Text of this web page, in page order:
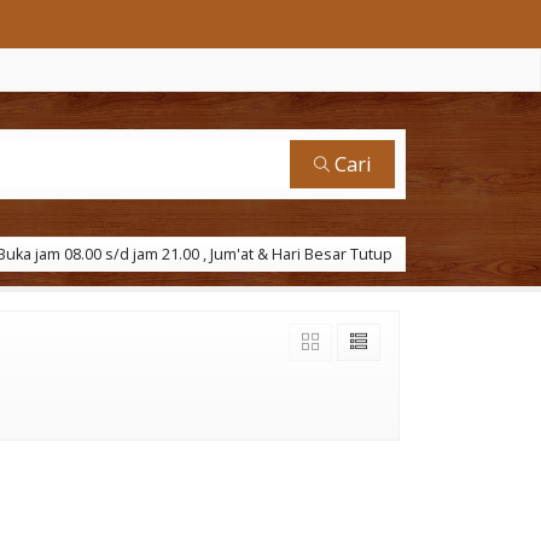
Cari
jam 08.00 s/d jam 21.00 , Jum'at & Hari Besar Tutup